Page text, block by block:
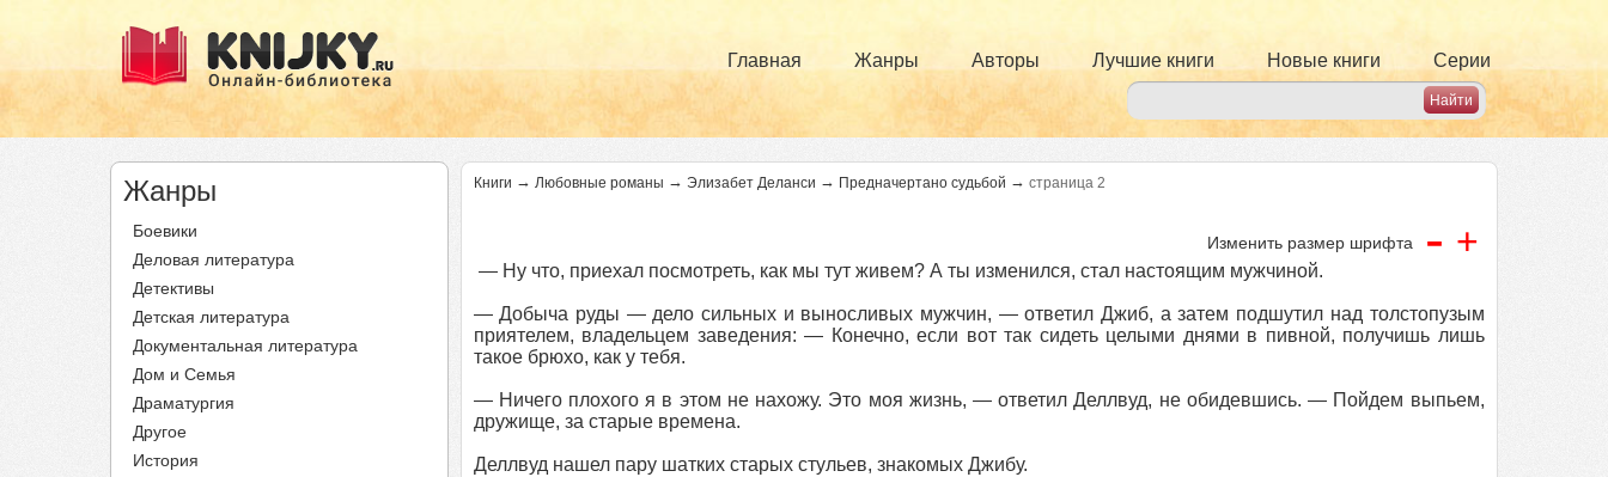
Главная Жанры Авторы Лучшие книги Новые книги Серии
Жанры
Боевики
Деловая литература
Детективы
Детская литература
Документальная литература
Дом и Семья
Драматургия
Другое
История
Книги → Любовные романы → Элизабет Деланси → Предначертано судьбой → страница 2
Изменить размер шрифта - +
— Ну что, приехал посмотреть, как мы тут живем? А ты изменился, стал настоящим мужчиной.
— Добыча руды — дело сильных и выносливых мужчин, — ответил Джиб, а затем подшутил над толстопузым
приятелем, владельцем заведения: — Конечно, если вот так сидеть целыми днями в пивной, получишь лишь
такое брюхо, как у тебя.
— Ничего плохого я в этом не нахожу. Это моя жизнь, — ответил Деллвуд, не обидевшись. — Пойдем выпьем,
дружище, за старые времена.
Деллвуд нашел пару шатких старых стульев, знакомых Джибу.